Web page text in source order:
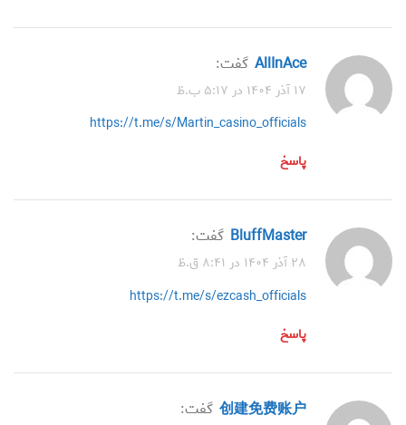
AllInAce گفت:
۱۷ آذر ۱۴۰۴ در ۵:۱۷ ب.ظ
https://t.me/s/Martin_casino_officials
پاسخ
BluffMaster گفت:
۲۸ آذر ۱۴۰۴ در ۸:۴۱ ق.ظ
https://t.me/s/ezcash_officials
پاسخ
创建免费账户 گفت: